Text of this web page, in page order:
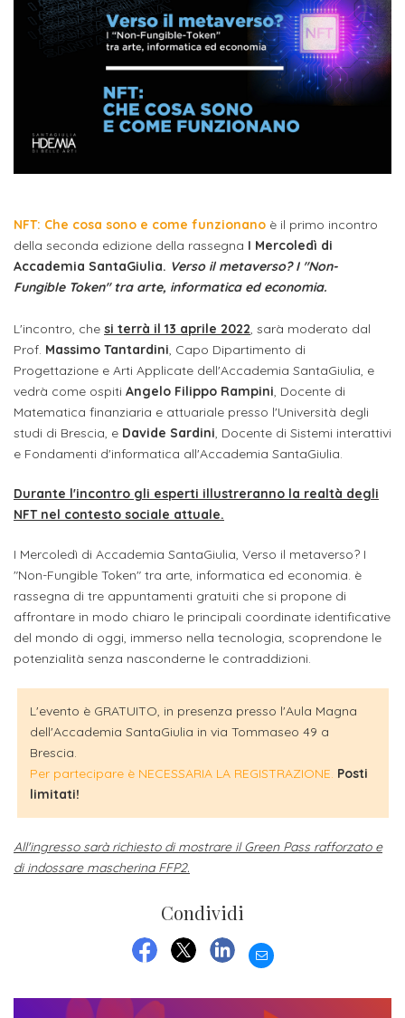
Servizi
allo
Internazionalizzazione
News
Orientamento
Contatti
Didattico
Autorizzazioni
ECTS
Manualistica
Organigramma
Laboratori
e
sede
Progetti
Terza
Missione
CAPITALE
ITALIANA
CULTURA
BGBS2023
DI
COLLABORAZIONE
Istituzioni
Accademia
SantaGiulia
Dipartimento
Visive
Dipartimento
di
e
Didattica
dell'arte
Dipartimento
Progettazione
e
Arti
Applicate
DOTTORATI
DI
RICERCA
Visive
Umanesimo
Tecnologico
ALTRI
LIVELLI
DI
ATTIVITÀ
ERASMUS+
Reclutamento
Concorsi
OPPORTUNITÀ
ALLO
STUDIO
Inclusione
Carriera
Alias
Iscrizione
corsi
Laboratori
e
sede
stampa
Biblioteca
Alloggi
Modulistica
AL
Stage
Apprendistato
Aziende
Login
aziende
OPPORTUNITÀ
GLI
Stage
attivabili
Opportunità
lavoro
Aziende
convenzionate
TO-
ONE
corsi
step
per
diventare
un
nostro
studente
Iscriviti
alla
OPPORTUNITÀ
FSL
attività
per
gli
Superiori
IN
TUTTA
Fiere
dell'orientamento
Iscriviti
IN
ACCADEMIA
Iscriversi
Gli
step
per
diventare
un
nostro
studente
genitore
studente
iscritto
docente
d'azienda
NFT: Che cosa sono e come funzionano è il primo incontro
della seconda edizione della rassegna I Mercoledì di
Accademia SantaGiulia. Verso il metaverso? I "Non-
Fungible Token" tra arte, informatica ed economia.
L'incontro, che si terrà il 13 aprile 2022, sarà moderato dal
Prof. Massimo Tantardini, Capo Dipartimento di
Progettazione e Arti Applicate dell'Accademia SantaGiulia, e
vedrà come ospiti Angelo Filippo Rampini, Docente di
Matematica finanziaria e attuariale presso l'Università degli
studi di Brescia, e Davide Sardini, Docente di Sistemi interattivi
e Fondamenti d'informatica all'Accademia SantaGiulia.
Durante l'incontro gli esperti illustreranno la realtà degli
NFT nel contesto sociale attuale.
I Mercoledì di Accademia SantaGiulia, Verso il metaverso? I
"Non-Fungible Token" tra arte, informatica ed economia. è
rassegna di tre appuntamenti gratuiti che si propone di
affrontare in modo chiaro le principali coordinate identificative
del mondo di oggi, immerso nella tecnologia, scoprendone le
potenzialità senza nasconderne le contraddizioni.
L'evento è GRATUITO, in presenza presso l'Aula Magna
dell'Accademia SantaGiulia in via Tommaseo 49 a
Brescia.
Per partecipare è NECESSARIA LA REGISTRAZIONE. Posti
limitati!
All'ingresso sarà richiesto di mostrare il Green Pass rafforzato e
di indossare mascherina FFP2.
Condividi
LINKEDIN
EMAIL